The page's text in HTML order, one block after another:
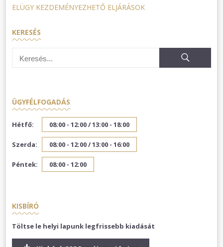
ELÜGY KEZDEMÉNYEZHETŐ ELJÁRÁSOK
KERESÉS
ÜGYFÉLFOGADÁS
Hétfő: 08:00 - 12:00 /13:00 - 18:00
Szerda: 08:00 - 12:00 /13:00 - 16:00
Péntek: 08:00 - 12:00
KISBÍRÓ
Töltse le helyi lapunk legfrissebb kiadását